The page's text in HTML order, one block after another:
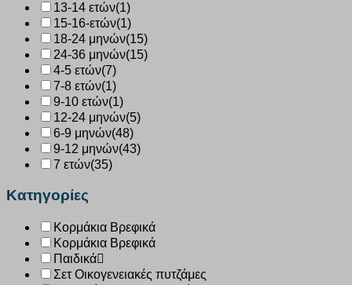
13-14 ετών(1)
15-16-ετών(1)
18-24 μηνών(15)
24-36 μηνών(15)
4-5 ετών(7)
7-8 ετών(1)
9-10 ετών(1)
12-24 μηνών(5)
6-9 μηνών(48)
9-12 μηνών(43)
7 ετών(35)
Κατηγορίες
Κορμάκια Βρεφικά
Κορμάκια Βρεφικά
Παιδικά
Σετ Οικογενειακές πυτζάμες